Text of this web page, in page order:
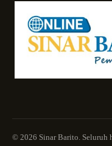
© 2026 Sinar Barito.